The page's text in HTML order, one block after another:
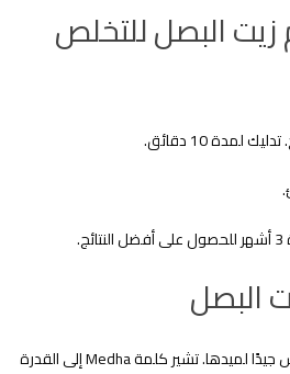
البصل للتخلص
10 دقائق.
البصل
وفقًا للأيورفيدا ، فإن البصل ليس جيدًا لميدها. تشير كلمة Medha إلى القدرة